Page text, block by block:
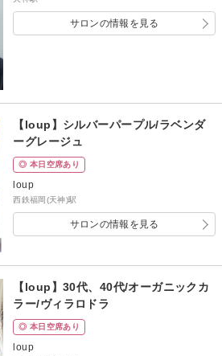
サロンの情報を見る
【loup】シルバーパープル/ラベンダ
ーグレージュ
◎ 本日空席あり
loup
西鉄福岡(天神)駅
サロンの情報を見る
【loup】30代、40代/オーガニックカ
ラー/ヴィラロドラ
◎ 本日空席あり
loup